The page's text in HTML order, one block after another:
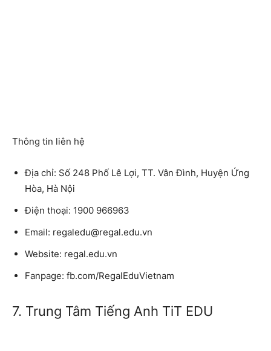
Thông tin liên hệ
Địa chỉ: Số 248 Phố Lê Lợi, TT. Vân Đình, Huyện Ứng
Hòa, Hà Nội
Điện thoại: 1900 966963
Email: regaledu@regal.edu.vn
Website: regal.edu.vn
Fanpage: fb.com/RegalEduVietnam
7. Trung Tâm Tiếng Anh TiT EDU